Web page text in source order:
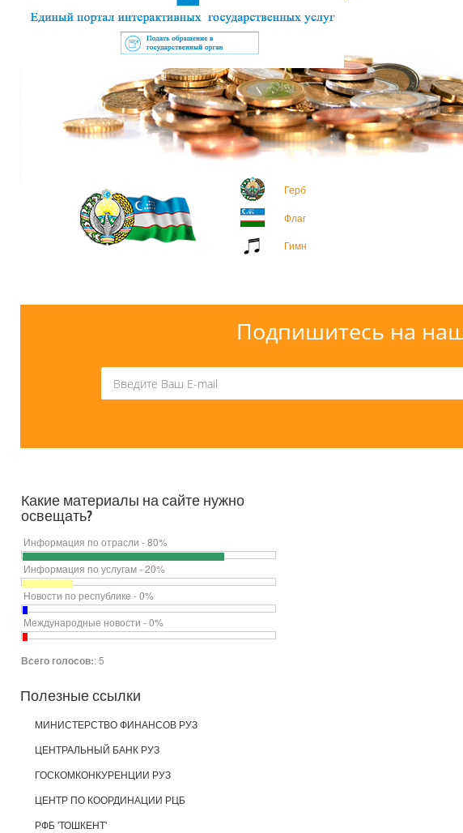
Герб
Флаг
Гимн
Подпишитесь на
Какие материалы на сайте нужно
освещать?
Информация по отрасли - 80%
Информация по услугам - 20%
Новости по республике - 0%
Международные новости - 0%
Всего голосов:: 5
Полезныессылки
МИНИСТЕРСТВО ФИНАНСОВ РУЗ
ЦЕНТРАЛЬНЫЙ БАНК РУЗ
ГОСКОМКОНКУРЕНЦИИ РУЗ
ЦЕНТР ПО КООРДИНАЦИИ РЦБ
РФБ 'ТОШКЕНТ'